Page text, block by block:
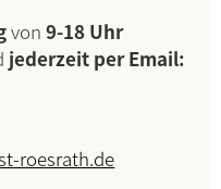
von9-18 Uhr
jederzeit per Email:
roesrath.de